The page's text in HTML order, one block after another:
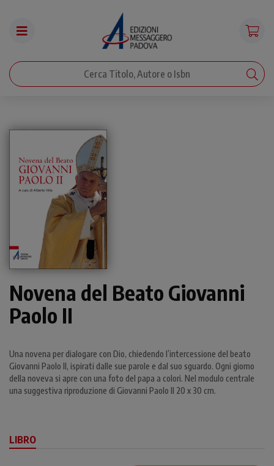
Novena del Beato Giovanni
Paolo II
Una novena per dialogare con Dio, chiedendo l’intercessione del beato
Giovanni Paolo II, ispirati dalle sue parole e dal suo sguardo. Ogni giorno
della noveva si apre con una foto del papa a colori. Nel modulo centrale
una suggestiva riproduzione di Giovanni Paolo II 20 x 30 cm.
LIBRO